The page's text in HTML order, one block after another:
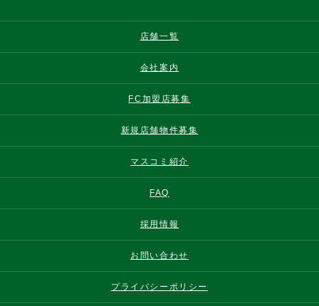
店舗一覧
会社案内
FC加盟店募集
新規店舗物件募集
マスコミ紹介
FAQ
採用情報
お問い合わせ
プライバシーポリシー